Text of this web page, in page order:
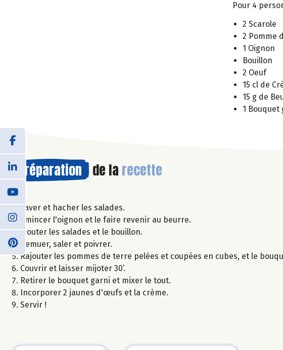
Pour 4
2 Scarole
2 Pomme
1 Oignon
Bouillon
2 Oeuf
15 cl de
15 g de
1 Bouquet
Préparation de la recette
Laver et hacher les salades.
Emincer l'oignon et le faire revenir au beurre.
Ajouter les salades et le bouillon.
Remuer, saler et poivrer.
Rajouter les pommes de terre pelées et coupées en cubes, et le
Couvrir et laisser mijoter 30’.
Retirer le bouquet garni et mixer le tout.
Incorporer 2 jaunes d'œufs et la crème.
Servir !